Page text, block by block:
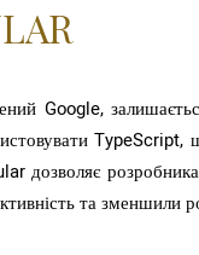
Google,
TypeScript,
дозволяє
та зменшили